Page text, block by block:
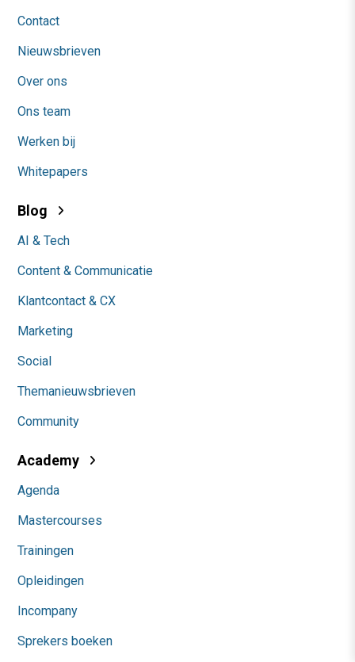
Contact
Nieuwsbrieven
Over ons
Ons team
Werken bij
Whitepapers
Blog
AI & Tech
Content & Communicatie
Klantcontact & CX
Marketing
Social
Themanieuwsbrieven
Community
Academy
Agenda
Mastercourses
Trainingen
Opleidingen
Incompany
Sprekers boeken